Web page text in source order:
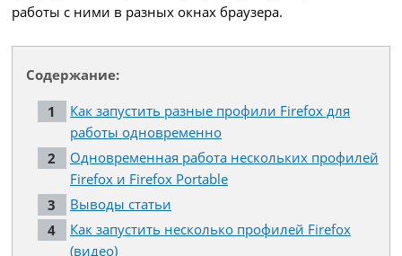
работы с ними в разных окнах браузера.
Содержание:
Как запустить разные профили Firefox для
работы одновременно
Одновременная работа нескольких профилей
Firefox и Firefox Portable
Выводы статьи
Как запустить несколько профилей Firefox
(видео)